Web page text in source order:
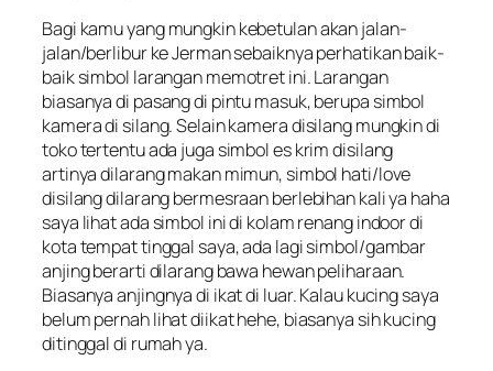
Bagi kamu yang mungkin kebetulan akan jalan-
jalan/berlibur ke Jerman sebaiknya perhatikan baik-
baik simbol larangan memotret ini. Larangan
biasanya di pasang di pintu masuk, berupa simbol
kamera di silang. Selain kamera disilang mungkin di
toko tertentu ada juga simbol es krim disilang
artinya dilarang makan mimun, simbol hati/love
disilang dilarang bermesraan berlebihan kali ya haha
saya lihat ada simbol ini di kolam renang indoor di
kota tempat tinggal saya, ada lagi simbol/gambar
anjing berarti dilarang bawa hewan peliharaan.
Biasanya anjingnya di ikat di luar. Kalau kucing saya
belum pernah lihat diikat hehe, biasanya sih kucing
ditinggal di rumah ya.